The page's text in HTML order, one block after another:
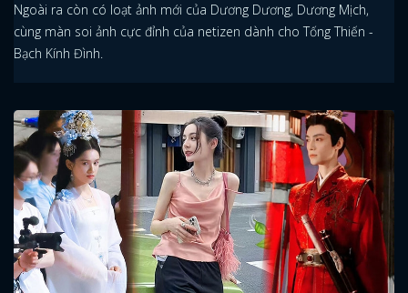
Ngoài ra còn có loạt ảnh mới của Dương Dương, Dương Mịch,
cùng màn soi ảnh cực đỉnh của netizen dành cho Tống Thiến -
Bạch Kính Đình.